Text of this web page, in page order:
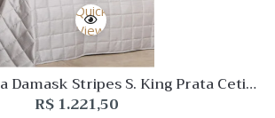
Quick
View
Damask Stripes S. King Prata Cetim
300 fios Buddemeyer
R$ 1.221,50